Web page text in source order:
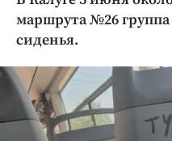
Криминал
Культура
Образование
Общество
Погода
маршрута №26
сиденья.